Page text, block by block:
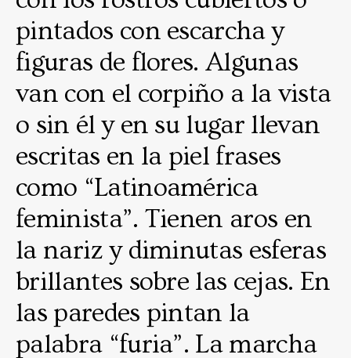
pintados con escarcha y
figuras de flores. Algunas
van con el corpiño a la vista
o sin él y en su lugar llevan
escritas en la piel frases
como “Latinoamérica
feminista”. Tienen aros en
la nariz y diminutas esferas
brillantes sobre las cejas. En
las paredes pintan la
palabra “furia”. La marcha